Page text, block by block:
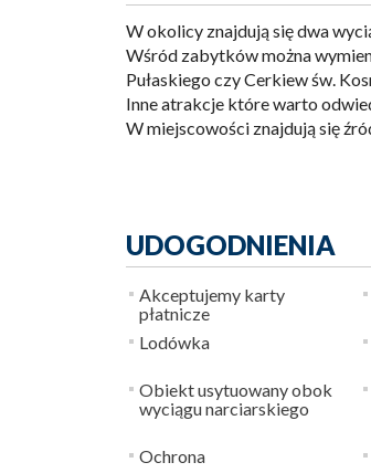
W okolicy znajdują się dwa
Wśród zabytków można
Pułaskiego czy Cerkiew św.
Inne atrakcje które warto
W miejscowości znajdują się
UDOGODNIENIA
Akceptujemy karty
płatnicze
Lodówka
Obiekt usytuowany obok
wyciągu narciarskiego
Ochrona